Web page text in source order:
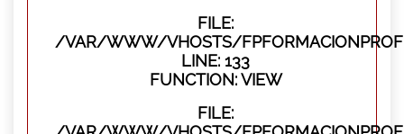
FILE:
/VAR/WWW/VHOSTS/
LINE: 133
FUNCTION: VIEW
FILE: